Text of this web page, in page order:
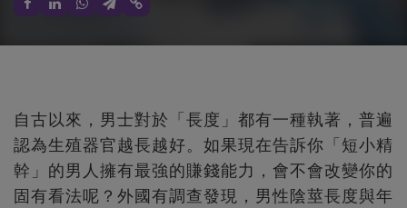
自古以來，男士對於「長度」都有一種執著，普遍
認為生殖器官越長越好。如果現在告訴你「短小精
幹」的男人擁有最強的賺錢能力，會不會改變你的
固有看法呢？外國有調查發現，男性陰莖長度與年